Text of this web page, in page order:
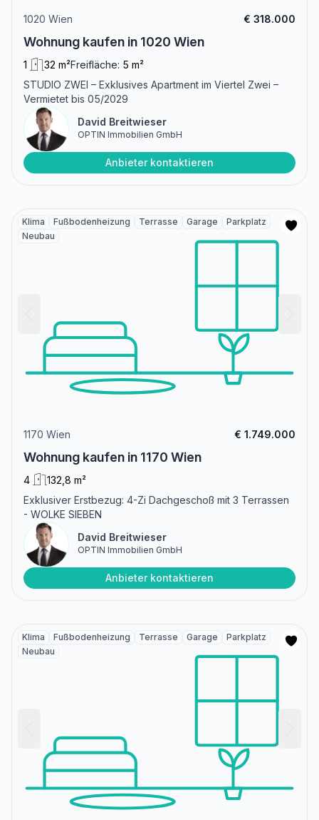
1020 Wien € 318.000
Wohnung kaufen in 1020 Wien
1 32 m²Freifläche: 5 m²
STUDIO ZWEI – Exklusives Apartment im Viertel Zwei –
Vermietet bis 05/2029
David Breitwieser
OPTIN Immobilien GmbH
Anbieter kontaktieren
Klima Fußbodenheizung Terrasse Garage
Parkplatz
Neubau
1170 Wien € 1.749.000
Wohnung kaufen in 1170 Wien
4
132,8 m²
Exklusiver Erstbezug: 4-Zi Dachgeschoß mit 3 Terrassen
- WOLKE SIEBEN
David Breitwieser
OPTIN Immobilien GmbH
Anbieter kontaktieren
Klima Fußbodenheizung Terrasse Garage
Parkplatz
Neubau